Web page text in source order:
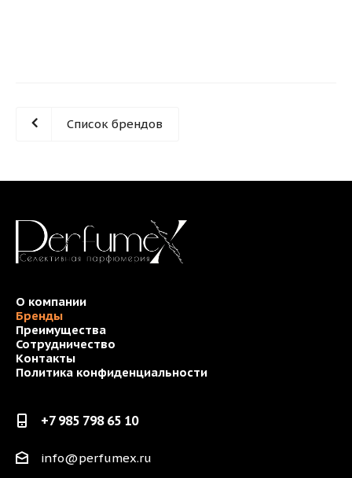
Список брендов
О компании
Бренды
Преимущества
Сотрудничество
Контакты
Политика конфиденциальности
+7 985 798 65 10
info@perfumex.ru